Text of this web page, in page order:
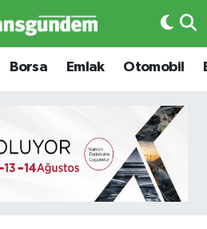
Borsa Emlak Otomobil